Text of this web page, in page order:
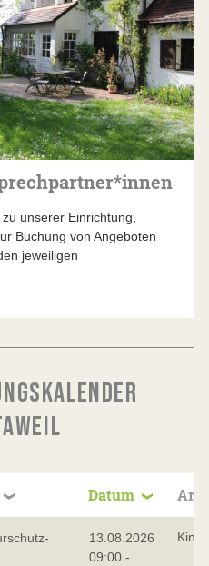
unserer Einrichtung,
Buchung von Angeboten
jeweiligen
Datum Art
13.08.2026
09:00 -